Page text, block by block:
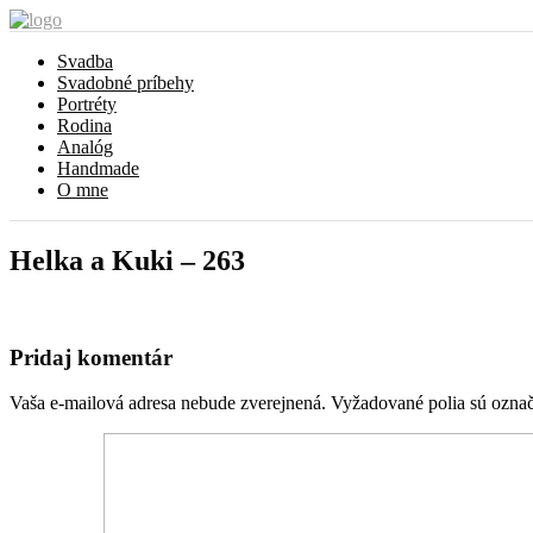
Svadba
Svadobné príbehy
Portréty
Rodina
Analóg
Handmade
O mne
Helka a Kuki – 263
Pridaj komentár
Vaša e-mailová adresa nebude zverejnená. Vyžadované polia sú